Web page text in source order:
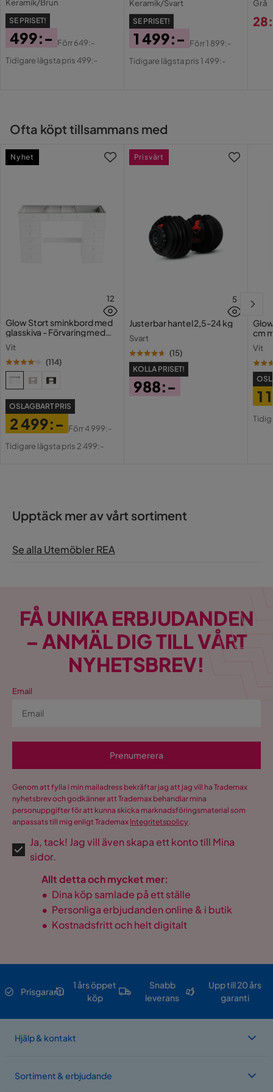
Montering krävs Nej
Keramik/Brun
SE PRISET!
Pris
499:-
Original
Förr649:-
Tidigare lägsta pris 499:-
Keramik/Svart
SE PRISET!
Pris
1 499:-
Original
Förr1 899:-
Tidigare lägsta pris 1 499:-
Grå
Ofta köpt tillsammans med
12
Glow Stort sminkbord med
glasskiva - Förvaring med
Vit
(114)
OSLAGBART PRIS
Pris
2 499:-
Original
Förr4 999:-
Tidigare lägsta pris 2 499:-
Nyhet
5
Justerbar hantel 2,5-24 kg
Svart
(15)
KOLLA PRISET!
988:-
Prisvärt
cm
Vit
1
Upptäck mer av vårt sortiment
Se alla Utemöbler REA
FÅ UNIKA ERBJUDANDEN
– ANMÄL DIG TILL VÅRT
NYHETSBREV!
Email
Prenumerera
Genom att fylla i min mailadress bekräftar jag att jag vill ha Trademax
nyhetsbrev och godkänner att Trademax behandlar mina
personuppgifter för att kunna skicka marknadsföringsmaterial som
anpassats till mig enligt Trademax Integritetspolicy.
Ja, tack! Jag vill även skapa ett konto till Mina
sidor.
Allt detta och mycket mer:
• Dina köp samlade på ett ställe
• Personliga erbjudanden online & i butik
• Kostnadsfritt och helt digitalt
Prisgaranti
1 års öppet
köp
Snabb
leverans
Upp till 20 års
garanti
Hjälp & kontakt
Sortiment & erbjudande